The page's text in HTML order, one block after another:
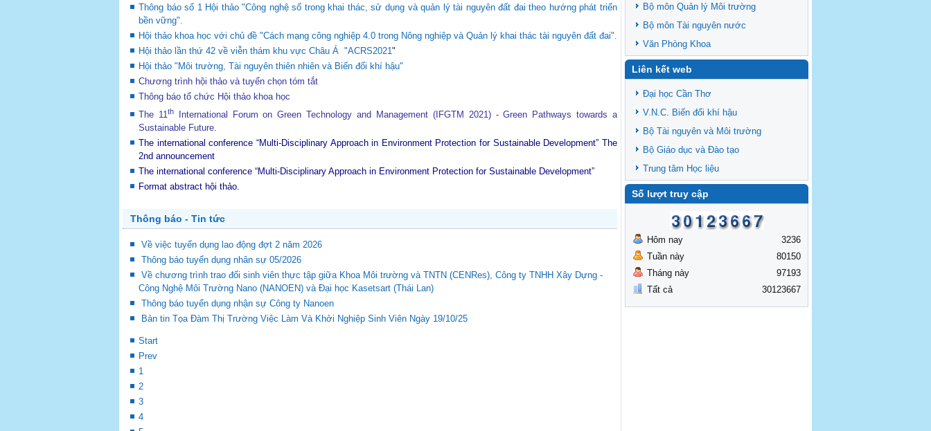
Thông báo số 1 Hội thảo "Công nghệ số trong khai thác, sử dụng và quản lý tài nguyên đất đai theo hướng phát triển
bền vững".
Hội thảo khoa học với chủ đề "Cách mạng công nghiệp 4.0 trong Nông nghiệp và Quản lý khai thác tài nguyên đất đai".
Hội thảo lần thứ 42 về viễn thám khu vực Châu Á "ACRS2021"
Hội thảo "Môi trường, Tài nguyên thiên nhiên và Biến đổi khí hậu"
Chương trình hội thảo và tuyển chọn tóm tắt
Thông báo tổ chức Hội thảo khoa học
The 11thInternational Forum on Green Technology and Management (IFGTM 2021) - Green Pathways towards a
Sustainable Future.
The international conference “Multi-Disciplinary Approach in Environment Protection for Sustainable Development” The
2nd announcement
The international conference “Multi-Disciplinary Approach in Environment Protection for Sustainable Development”
Format abstract hội thảo.
Thông báo - Tin tức
Về việc tuyển dụng lao động đợt 2 năm 2026
Thông báo tuyển dụng nhân sự 05/2026
Về chương trình trao đổi sinh viên thực tập giữa Khoa Môi trường và TNTN (CENRes), Công ty TNHH Xây Dựng -
Công Nghệ Môi Trường Nano (NANOEN) và Đại học Kasetsart (Thái Lan)
Thông báo tuyển dụng nhận sự Công ty Nanoen
Bản tin Tọa Đàm Thị Trường Việc Làm Và Khởi Nghiệp Sinh Viên Ngày 19/10/25
Start
Prev
1
2
3
4
Bộ môn Quản lý Môi trường
Bộ môn Tài nguyên nước
Văn Phòng Khoa
Liên kết web
Đại học Cần Thơ
V.N.C. Biến đổi khí hậu
Bộ Tài nguyên và Môi trường
Bộ Giáo dục và Đào tạo
Trung tâm Học liệu
Số lượt truy cập
Hôm nay
Tuần này
Tháng này
Tất cả
3236
80150
97193
30123667